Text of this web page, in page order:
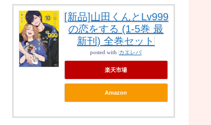
[新品]山田くんとLv999
の恋をする (1-5巻 最
新刊) 全巻セット
posted with カエレバ
楽天市場
Amazon